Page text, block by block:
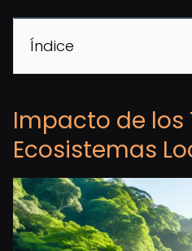
Índice
Impacto de los
Ecosistemas